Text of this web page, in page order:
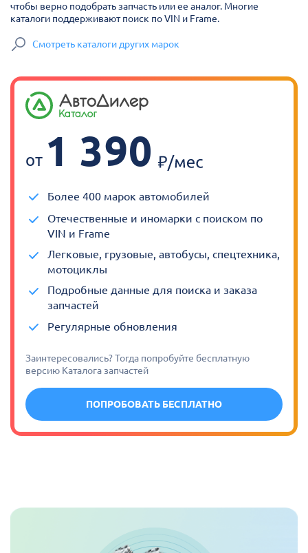
чтобы верно подобрать запчасть или ее аналог. Многие
каталоги поддерживают поиск по VIN и Frame.
Смотреть каталоги других марок
от 1 390
Более 400 марок автомобилей
Отечественные и иномарки с поиском по
VIN и Frame
Легковые, грузовые, автобусы, спецтехника,
мотоциклы
Подробные данные для поиска и заказа
запчастей
Регулярные обновления
Заинтересовались? Тогда попробуйте бесплатную
версию Каталога запчастей
ПОПРОБОВАТЬ БЕСПЛАТНО